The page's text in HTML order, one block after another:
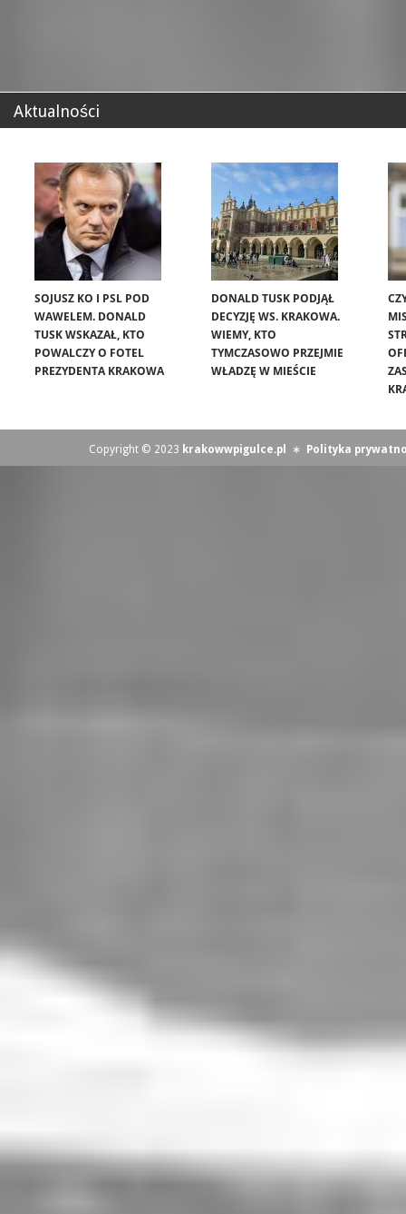
Aktualności
SOJUSZ KO I PSL POD
WAWELEM. DONALD
TUSK WSKAZAŁ, KTO
POWALCZY O FOTEL
PREZYDENTA KRAKOWA
DONALD TUSK PODJĄŁ
DECYZJĘ WS. KRAKOWA.
WIEMY, KTO
TYMCZASOWO PRZEJMIE
WŁADZĘ W MIEŚCIE
Copyright © 2023 krakowwpigulce.pl ∗ Polityka